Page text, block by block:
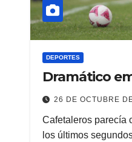
DEPORTES
Dramático
26 DE OCTUBRE
Cafetaleros parecía
los últimos